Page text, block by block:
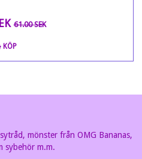
61.00 SEK
KÖP
mönster från OMG Bananas,
sybehör m.m.